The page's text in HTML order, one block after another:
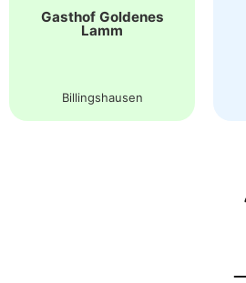
Gasthof Goldenes
Lamm
Billingshausen